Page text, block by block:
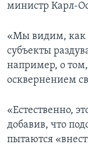
министр Карл-
«Мы видим, как
субъекты
например, о том,
осквернением
«Естественно,
добавив, что
пытаются